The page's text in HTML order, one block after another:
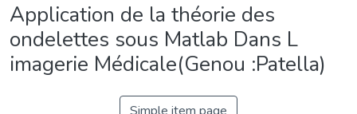
Application de la théorie des
ondelettes sous Matlab Dans L
imagerie Médicale(Genou :Patella)